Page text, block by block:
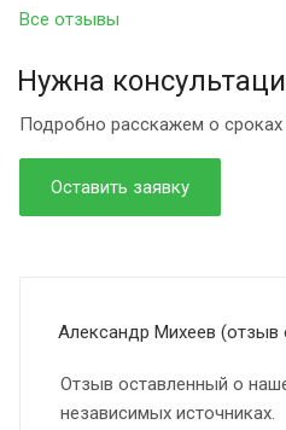
Нужна
Подробно расскажем о сроках
Оставить заявку
Все отзывы
Александр Михеев (отзыв
Отзыв оставленный о
независимых источниках.